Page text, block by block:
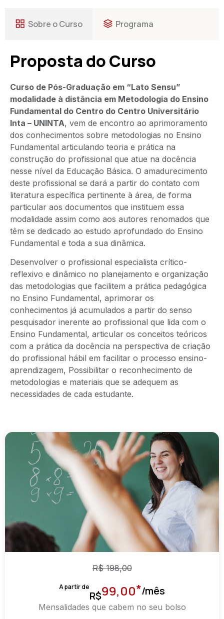
Sobre o Curso Programa
Proposta do Curso
Curso de Pós-Graduação em “Lato Sensu”
modalidade à distância em Metodologia do Ensino
Fundamental do Centro do Centro Universitário
Inta – UNINTA, vem de encontro ao aprimoramento
dos conhecimentos sobre metodologias no Ensino
Fundamental articulando teoria e prática na
construção do profissional que atue na docência
nesse nível da Educação Básica. O amadurecimento
deste profissional se dará a partir do contato com
literatura específica pertinente à área, de forma
particular aos documentos que instituem essa
modalidade assim como aos autores renomados que
têm se dedicado ao estudo aprofundado do Ensino
Fundamental e toda a sua dinâmica.
Desenvolver o profissional especialista crítico-
reflexivo e dinâmico no planejamento e organização
das metodologias que facilitem a prática pedagógica
no Ensino Fundamental, aprimorar os
conhecimentos já acumulados a partir do senso
pesquisador inerente ao profissional que lida com o
Ensino Fundamental, articular os conceitos teóricos
com a prática da docência na perspectiva de criação
do profissional hábil em facilitar o processo ensino-
aprendizagem, Possibilitar o reconhecimento de
metodologias e materiais que se adequem as
necessidades de cada estudante.
R$198,00
A partir de
R$99,00*/mês
Mensalidades que cabem no seu bolso